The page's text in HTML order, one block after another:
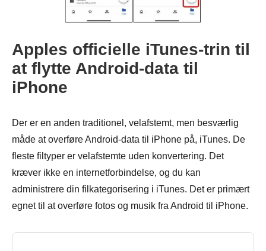
Apples officielle iTunes-trin til
at flytte Android-data til
iPhone
Der er en anden traditionel, velafstemt, men besværlig
måde at overføre Android-data til iPhone på, iTunes. De
fleste filtyper er velafstemte uden konvertering. Det
kræver ikke en internetforbindelse, og du kan
administrere din filkategorisering i iTunes. Det er primært
egnet til at overføre fotos og musik fra Android til iPhone.